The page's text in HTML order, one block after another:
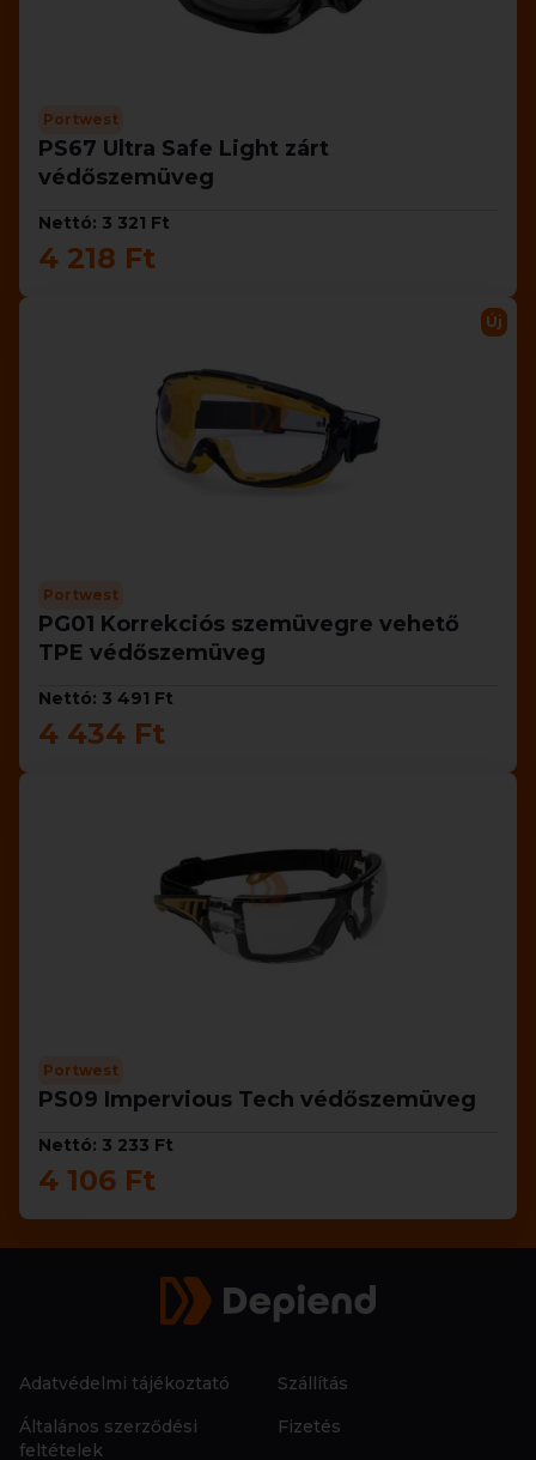
Portwest
PS67 Ultra Safe Light zárt
védőszemüveg
Nettó: 3 321 Ft
4 218 Ft
Új
Portwest
PG01 Korrekciós szemüvegre vehető
TPE védőszemüveg
Nettó: 3 491 Ft
4 434 Ft
Portwest
PS09 Impervious Tech védőszemüveg
Nettó: 3 233 Ft
4 106 Ft
Adatvédelmi tájékoztató
Általános szerződési
feltételek
Szállítás
Fizetés